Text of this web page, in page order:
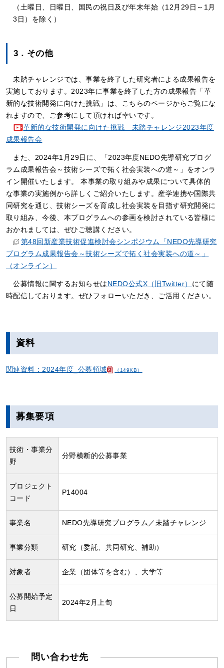
（土曜日、日曜日、国民の祝日及び年末年始（12月29日～1月
3日）を除く）
3．その他
未踏チャレンジでは、事業を終了した研究者による成果報告を
実施しております。2023年に事業を終了した方の成果報告「革
新的な技術開発に向けた挑戦」は、こちらのページからご覧にな
れますので、ご参考にして頂ければ幸いです。
革新的な技術開発に向けた挑戦 未踏チャレンジ2023年度
成果報告会
また、2024年1月29日に、「2023年度NEDO先導研究プログ
ラム成果報告会～技術シーズで拓く社会実装への道～」をオンラ
イン開催いたします。 本事業の取り組みや成果について具体的
な事業の実施例から詳しくご紹介いたします。産学連携や国際共
同研究を通じ、技術シーズを育成し社会実装を目指す研究開発に
取り組み、今後、本プログラムへの参画を検討されている皆様に
おかれましては、ぜひご聴講ください。
第48回新産業技術促進検討会シンポジウム「NEDO先導研究
プログラム成果報告会～技術シーズで拓く社会実装への道～」
（オンライン）
公募情報に関するお知らせはNEDO公式X（旧Twitter） にて随
時配信しております。ぜひフォローいただき、ご活用ください。
資料
関連資料：2024年度_公募領域 （149KB）
募集要項
技術・事業分
野
分野横断的公募事業
プロジェクト
コード
P14004
事業名 NEDO先導研究プログラム／未踏チャレンジ
事業分類 研究（委託、共同研究、補助）
対象者 企業（団体等を含む）、大学等
公募開始予定
日
2024年2月上旬
問い合わせ先